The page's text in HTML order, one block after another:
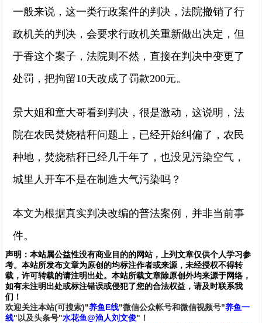
一般来说，这一类行政案件的判决，法院撤销了行
政机关的判决，会要求行政机关重新做出决定，但
于香这个案子，法院则不然，直接在判决中变更了
处罚，把拘留10天改成了罚款200元。
景大姐和童大哥看到判决，很是激动，这说明，法
院在农民焚烧秸秆问题上，已经开始纠偏了，农民
种地，焚烧秸秆已经几千年了，也没见污染空气，
城里人开车不是在制造大气污染吗？
本文为根据真实判决改编的普法案例，并非当前事
件。
声明： 本站属公益性没有商业目的的网站，上列文章仅供个人学习参
考。本站所发布文章为原创的均标注作者或来源，未经授权不得转
载，许可转载的请注明出处。本站所载文章除原创外均来源于网络，
如有未注明出处或标注错误或侵犯了您的合法权益，请及时联系我
们 ！
欢迎关注本站(可搜索)"养鱼E线"微信公众帐号和微信视频号"养鱼一
线" 以及头条号"水花鱼@渔人刘文俊"！